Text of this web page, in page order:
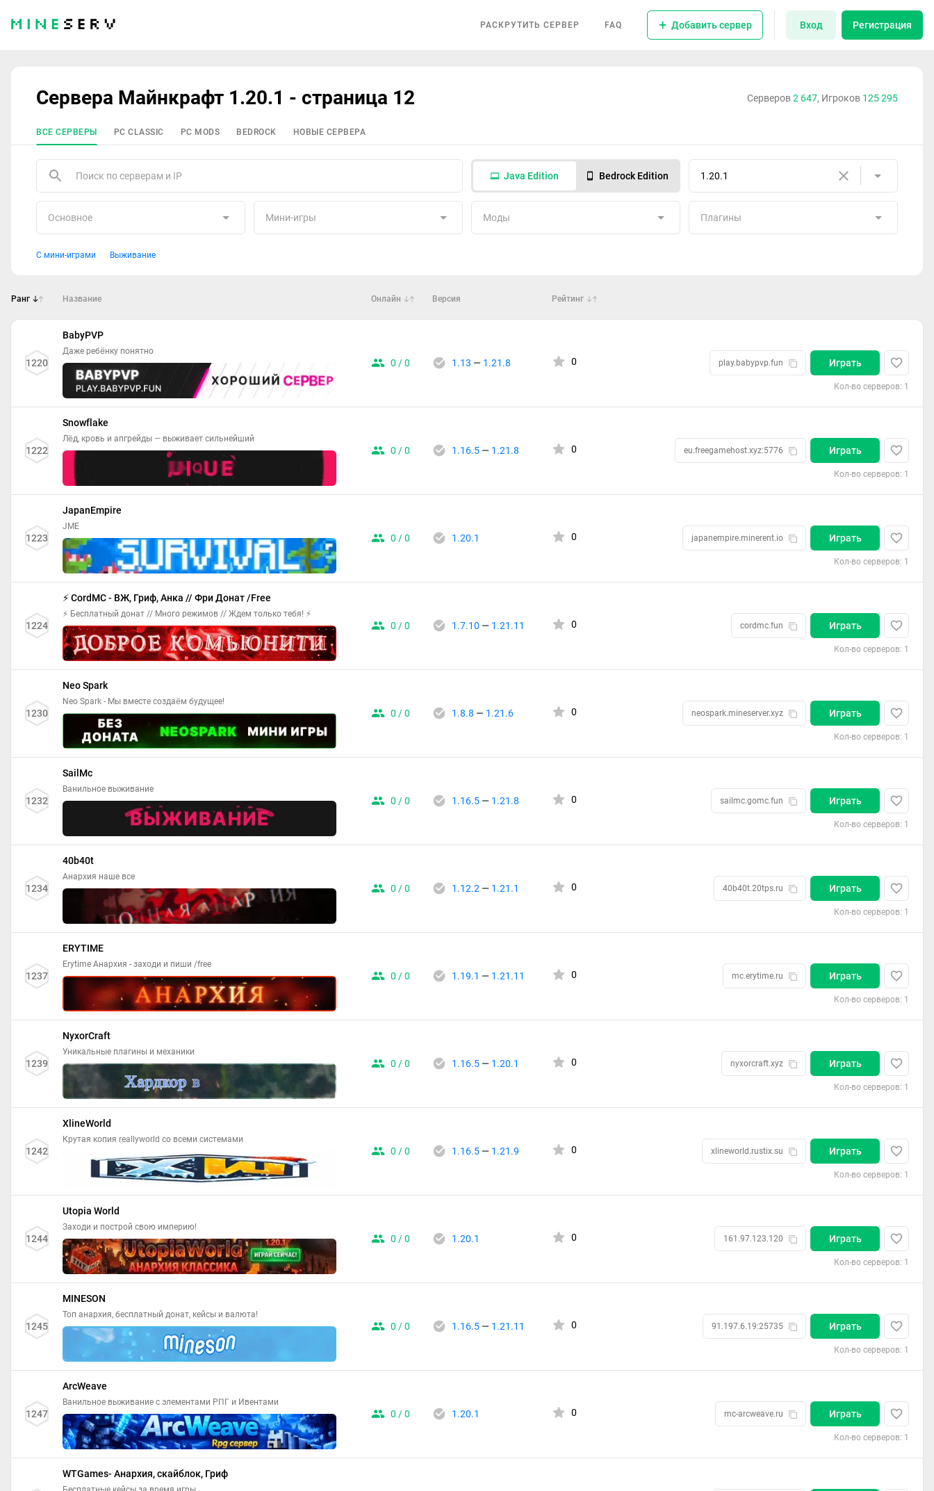
РАСКРУТИТЬ СЕРВЕР FAQ Добавить сервер Вход Регистрация
Сервера Майнкрафт 1.20.1 - страница 12 Серверов2 647, Игроков 125 295
ВСЕ СЕРВЕРЫ PC CLASSIC PC MODS BEDROCK НОВЫЕ СЕРВЕРА
Java Edition Bedrock Edition 1.20.1
Основное Мини-игры Моды Плагины
С мини-играми Выживание
Ранг Название Онлайн Версия Рейтинг
1220
BabyPVP
Даже ребёнку понятно
0 / 0 1.13 — 1.21.8 0 play.babypvp.fun Играть
Кол-во серверов: 1
1222
Snowflake
Лёд, кровь и апгрейды — выживает сильнейший
0 / 0 1.16.5 — 1.21.8 0 eu.freegamehost.xyz:5776 Играть
Кол-во серверов: 1
1223
JapanEmpire
JME
0 / 0 1.20.1 0 japanempire.minerent.io Играть
Кол-во серверов: 1
1224
⚡ CordMC - ВЖ, Гриф, Анка // Фри Донат /Free
⚡ Бесплатный донат // Много режимов // Ждем только тебя! ⚡
0 / 0 1.7.10 — 1.21.11 0 cordmc.fun Играть
Кол-во серверов: 1
1230
Neo Spark
Neo Spark - Мы вместе создаём будущее!
0 / 0 1.8.8 — 1.21.6 0 neospark.mineserver.xyz Играть
Кол-во серверов: 1
1232
SailMc
Ванильное выживание
0 / 0 1.16.5 — 1.21.8 0 sailmc.gomc.fun Играть
Кол-во серверов: 1
1234
40b40t
Анархия наше все
0 / 0 1.12.2 — 1.21.1 0 40b40t.20tps.ru Играть
Кол-во серверов: 1
1237
ERYTIME
Erytime Анархия - заходи и пиши /free
0 / 0 1.19.1 — 1.21.11 0 mc.erytime.ru Играть
Кол-во серверов: 1
1239
NyxorCraft
Уникальные плагины и механики
0 / 0 1.16.5 — 1.20.1 0 nyxorcraft.xyz Играть
Кол-во серверов: 1
1242
XlineWorld
Крутая копия reallyworld со всеми системами
0 / 0 1.16.5 — 1.21.9 0 xlineworld.rustix.su Играть
Кол-во серверов: 1
1244
Utopia World
Заходи и построй свою империю!
0 / 0 1.20.1 0 161.97.123.120 Играть
Кол-во серверов: 1
1245
MINESON
Топ анархия, бесплатный донат, кейсы и валюта!
0 / 0 1.16.5 — 1.21.11 0 91.197.6.19:25735 Играть
Кол-во серверов: 1
1247
ArcWeave
Ванильное выживание с элементами РПГ и Ивентами
0 / 0 1.20.1 0 mc-arcweave.ru Играть
Кол-во серверов: 1
WTGames- Анархия, скайблок, Гриф